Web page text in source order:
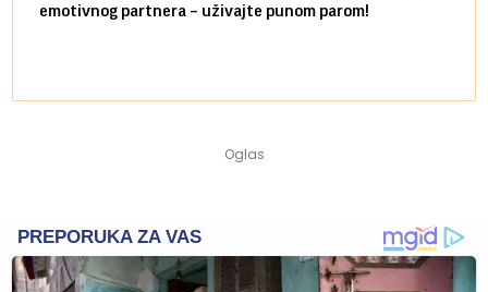
emotivnog partnera – uživajte punom parom!